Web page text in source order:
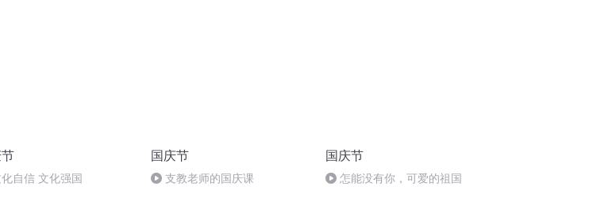
自信 文化强国
国庆节
支教老师的国庆课
国庆节
怎能没有你，可爱的祖国